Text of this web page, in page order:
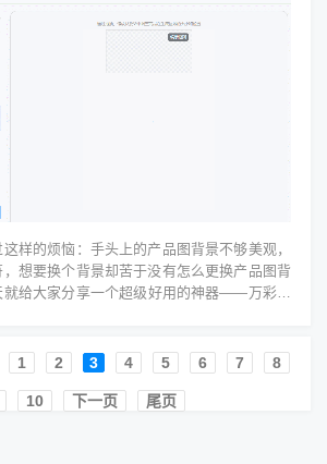
样的烦恼：手头上的产品图背景不够美观，
想要换个背景却苦于没有怎么更换产品图背
给大家分享一个超级好用的神器——万彩商
1 2 3 4 5 6 7 8
10 下一页 尾页